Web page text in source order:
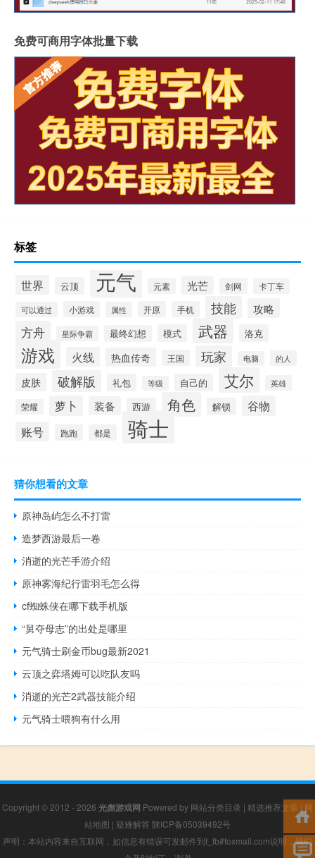
免费可商用字体批量下载
标签
世界 云顶 元气 元素 光芒 剑网 卡丁车
可以通过 小游戏 属性 开原 手机 技能 攻略
方舟 星际争霸 最终幻想 模式 武器 洛克
游戏 火线 热血传奇 王国 玩家 电脑 的人
皮肤 破解版 礼包 等级 自己的 艾尔 英雄
荣耀 萝卜 装备 西游 角色 解锁 谷物
账号 跑跑 都是 骑士
猜你想看的文章
原神岛屿怎么不打雷
造梦西游最后一卷
消逝的光芒手游介绍
原神雾海纪行雷羽毛怎么得
cf蜘蛛侠在哪下载手机版
“舅夺母志”的出处是哪里
元气骑士刷金币bug最新2021
云顶之弈塔姆可以吃队友吗
消逝的光芒2武器技能介绍
元气骑士喂狗有什么用
Copyright © 2012 - 2026 光彪游戏网 Powered by 网站分类目录 | 精选推荐文章 | 网
站地图 | 疑难解答 陕ICP备05039492号
声明：本站内容来自互联网，如信息有错误可发邮件到f_fb#foxmail.com说明，我们